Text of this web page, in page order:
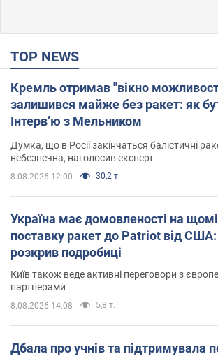
TOP NEWS
Кремль отримав "вікно
залишився майже без ракет: як
Інтерв’ю з Мельником
Думка, що в Росії закінчаться балістичні
небезпечна, наголосив експерт
8.08.2026 12:00 30,2 т.
Україна має домовленості на
поставку ракет до Patriot від
розкрив подробиці
Київ також веде активні переговори з
партнерами
8.08.2026 14:08 5,8 т.
Дбала про учнів та підтримувала